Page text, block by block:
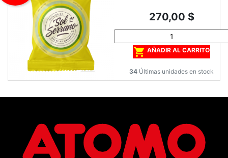
Precio
270,00 $
 AÑADIR AL CARRITO
34 Últimas unidades en stock